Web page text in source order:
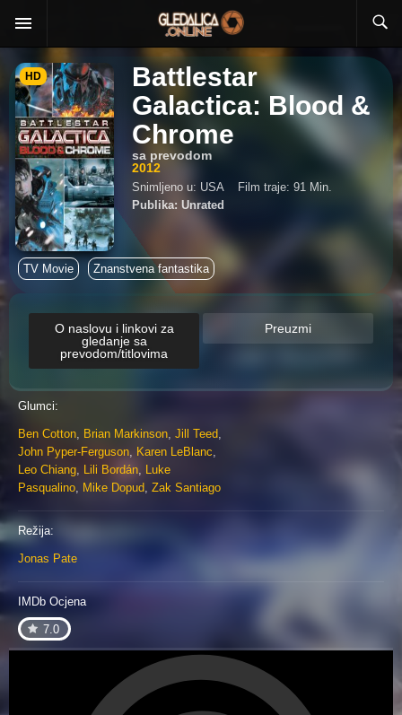
HD
Battlestar
Galactica: Blood &
Chrome
sa prevodom
2012
Snimljeno u: USA
Film traje: 91 Min.
Publika: Unrated
TV Movie Znanstvena fantastika
O naslovu i linkovi za
gledanje sa
prevodom/titlovima
Preuzmi
Glumci:
Ben Cotton, Brian Markinson, Jill Teed,
John Pyper-Ferguson, Karen LeBlanc,
Leo Chiang, Lili Bordán, Luke
Pasqualino, Mike Dopud, Zak Santiago
Režija:
Jonas Pate
IMDb Ocjena
7.0